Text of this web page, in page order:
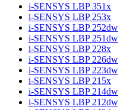
i-SENSYS LBP 351x
i-SENSYS LBP 253x
i-SENSYS LBP 252dw
i-SENSYS LBP 251dw
i-SENSYS LBP 228x
i-SENSYS LBP 226dw
i-SENSYS LBP 223dw
i-SENSYS LBP 215x
i-SENSYS LBP 214dw
i-SENSYS LBP 212dw